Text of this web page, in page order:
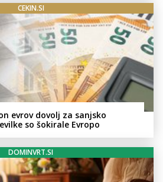
CEKIN.SI
evrov dovolj za sanjsko
so šokirale Evropo
DOMINVRT.SI